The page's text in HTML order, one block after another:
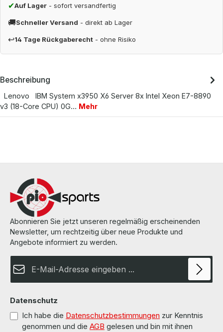
✔Auf Lager - sofort versandfertig
🚚Schneller Versand - direkt ab Lager
↩14 Tage Rückgaberecht - ohne Risiko
Beschreibung
Lenovo IBM System x3950 X6 Server 8x Intel Xeon E7-8890
v3 (18-Core CPU) 0G… Mehr
Abonnieren Sie jetzt unseren regelmäßig erscheinenden
Newsletter, um rechtzeitig über neue Produkte und
Angebote informiert zu werden.
Datenschutz
Ich habe die Datenschutzbestimmungen zur Kenntnis
genommen und die AGB gelesen und bin mit ihnen